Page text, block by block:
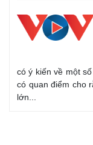
Thể thao
Thế giới thể thao
eSports
Hậu trường
có ý kiến về một
có quan điểm cho
lớn...